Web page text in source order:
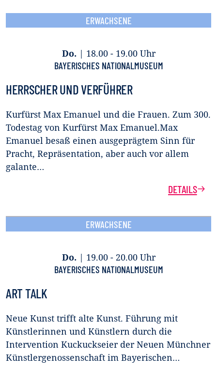
ERWACHSENE
Do. | 18.00 - 19.00 Uhr
BAYERISCHES NATIONALMUSEUM
HERRSCHER UND VERFÜHRER
Kurfürst Max Emanuel und die Frauen. Zum 300.
Todestag von Kurfürst Max Emanuel.Max
Emanuel besaß einen ausgeprägtem Sinn für
Pracht, Repräsentation, aber auch vor allem
galante…
DETAILS
ERWACHSENE
Do. | 19.00 - 20.00 Uhr
BAYERISCHES NATIONALMUSEUM
ART TALK
Neue Kunst trifft alte Kunst. Führung mit
Künstlerinnen und Künstlern durch die
Intervention Kuckuckseier der Neuen Münchner
Künstlergenossenschaft im Bayerischen…